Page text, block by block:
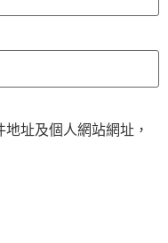
址及個人網站網址，